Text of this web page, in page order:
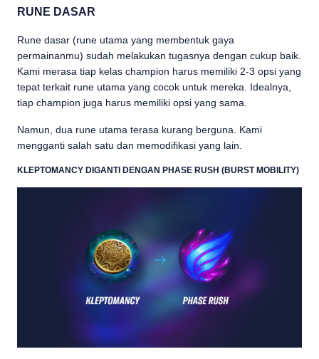
RUNE DASAR
Rune dasar (rune utama yang membentuk gaya
permainanmu) sudah melakukan tugasnya dengan cukup baik.
Kami merasa tiap kelas champion harus memiliki 2-3 opsi yang
tepat terkait rune utama yang cocok untuk mereka. Idealnya,
tiap champion juga harus memiliki opsi yang sama.
Namun, dua rune utama terasa kurang berguna. Kami
mengganti salah satu dan memodifikasi yang lain.
KLEPTOMANCY DIGANTI DENGAN PHASE RUSH (BURST MOBILITY)